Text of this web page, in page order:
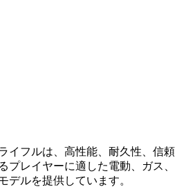
イフルは、高性能、耐久性、信頼
プレイヤーに適した電動、ガス、
デルを提供しています。